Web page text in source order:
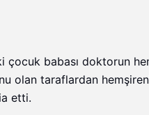
babası doktorun
olan taraflardan
etti.